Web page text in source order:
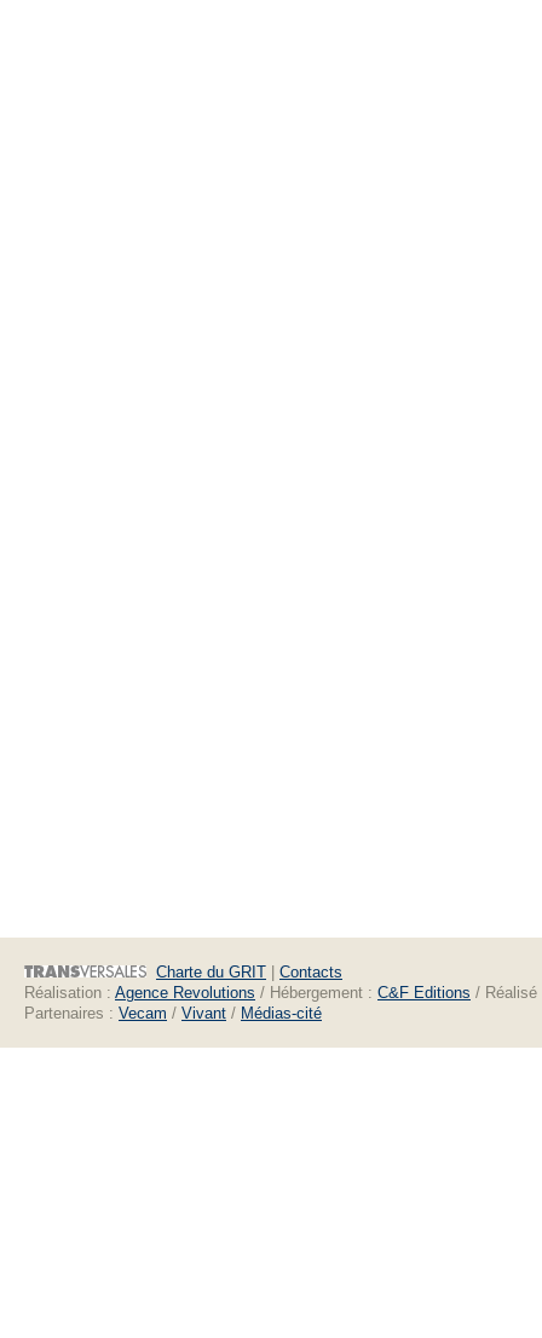
Charte du GRIT
Contacts
Réalisation : Agence Revolutions / Hébergement : C&F Editions /
Partenaires : Vecam / Vivant / Médias-cité